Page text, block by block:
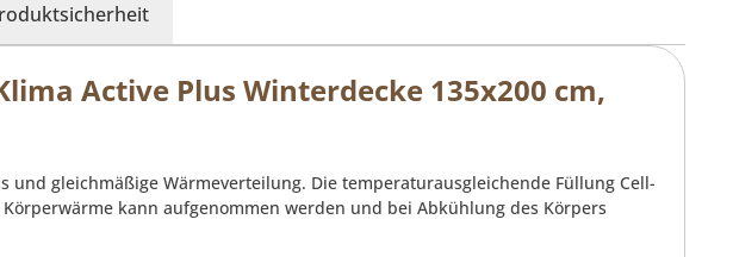
Active Plus Winterdecke 135x200 cm,
gleichmäßige Wärmeverteilung. Die temperaturausgleichende Füllung Cell-
kann aufgenommen werden und bei Abkühlung des Körpers